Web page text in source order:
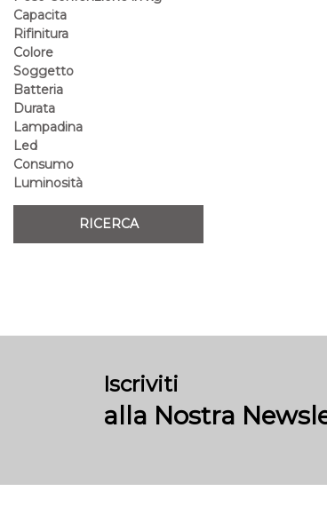
Capacita
Rifinitura
Colore
Soggetto
Batteria
Durata
Lampadina
Led
Consumo
Luminosità
Iscriviti
alla Nostra